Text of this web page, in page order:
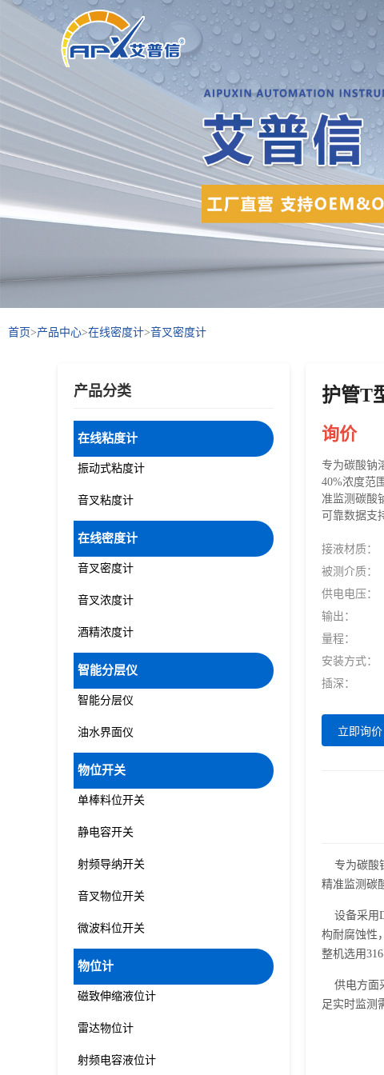
首页>产品中心>在线密度计>音叉密度计
产品分类
在线粘度计
振动式粘度计
音叉粘度计
在线密度计
音叉密度计
音叉浓度计
酒精浓度计
智能分层仪
智能分层仪
油水界面仪
物位开关
单棒料位开关
静电容开关
射频导纳开关
音叉物位开关
微波料位开关
物位计
磁致伸缩液位计
雷达物位计
射频电容液位计
护管T
询价
专为碳酸钠
40%浓度范
准监测碳酸
可靠数据支
接液材质：
被测介质：
供电电压：
输出：
量程：
安装方式：
插深：
立即询价
专为碳酸
精准监测碳
设备采用
构耐腐蚀性
整机选用
供电方面
足实时监测